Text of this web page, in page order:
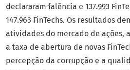
declararam falência e 137.993
147.963 FinTechs. Os resultados
atividades do mercado de ações,
a taxa de abertura de novas
percepção da corrupção e a